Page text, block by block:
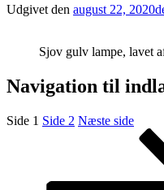
Udgivet den august 22, 2020
Sjov gulv lampe, lavet
Navigation til
Side 1 Side 2 Næste side